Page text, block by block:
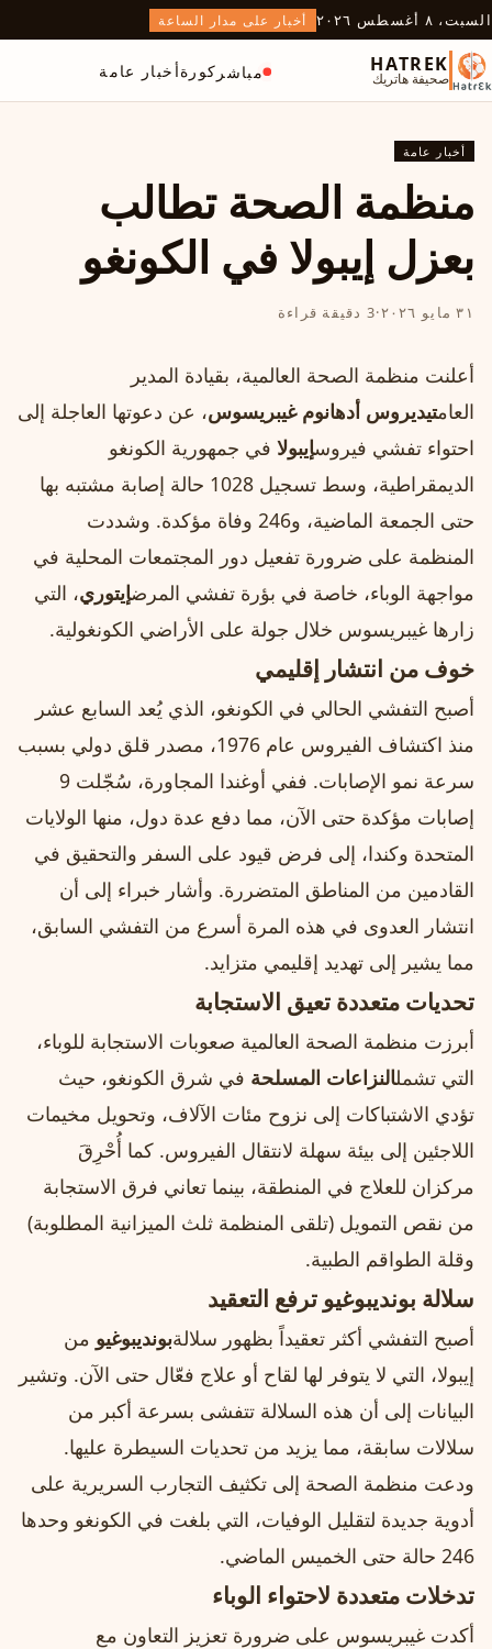
السبت، ٨ أغسطس ٢٠٢٦ أخبار على مدار الساعة
HATREK
صحيفة هاتريك مباشر كورةأخبار عامة
أخبار عامة
منظمة الصحة تطالب
بعزل إيبولا في الكونغو
٣١ مايو ٢٠٢٦ ·3 دقيقة قراءة
أعلنت منظمة الصحة العالمية، بقيادة المدير
العامتيديروس أدهانوم غيبريسوس، عن دعوتها العاجلة إلى
احتواء تفشي فيروسإيبولا في جمهورية الكونغو
الديمقراطية، وسط تسجيل 1028 حالة إصابة مشتبه بها
حتى الجمعة الماضية، و246 وفاة مؤكدة. وشددت
المنظمة على ضرورة تفعيل دور المجتمعات المحلية في
مواجهة الوباء، خاصة في بؤرة تفشي المرضإيتوري، التي
زارها غيبريسوس خلال جولة على الأراضي الكونغولية.
خوف من انتشار إقليمي
أصبح التفشي الحالي في الكونغو، الذي يُعد السابع عشر
منذ اكتشاف الفيروس عام 1976، مصدر قلق دولي بسبب
سرعة نمو الإصابات. ففي أوغندا المجاورة، سُجّلت 9
إصابات مؤكدة حتى الآن، مما دفع عدة دول، منها الولايات
المتحدة وكندا، إلى فرض قيود على السفر والتحقيق في
القادمين من المناطق المتضررة. وأشار خبراء إلى أن
انتشار العدوى في هذه المرة أسرع من التفشي السابق،
مما يشير إلى تهديد إقليمي متزايد.
تحديات متعددة تعيق الاستجابة
أبرزت منظمة الصحة العالمية صعوبات الاستجابة للوباء،
التي تشملالنزاعات المسلحة في شرق الكونغو، حيث
تؤدي الاشتباكات إلى نزوح مئات الآلاف، وتحويل مخيمات
اللاجئين إلى بيئة سهلة لانتقال الفيروس. كما أُحْرِقَ
مركزان للعلاج في المنطقة، بينما تعاني فرق الاستجابة
من نقص التمويل (تلقى المنظمة ثلث الميزانية المطلوبة)
وقلة الطواقم الطبية.
سلالة بونديبوغيو ترفع التعقيد
أصبح التفشي أكثر تعقيداً بظهور سلالةبونديبوغيو من
إيبولا، التي لا يتوفر لها لقاح أو علاج فعّال حتى الآن. وتشير
البيانات إلى أن هذه السلالة تتفشى بسرعة أكبر من
سلالات سابقة، مما يزيد من تحديات السيطرة عليها.
ودعت منظمة الصحة إلى تكثيف التجارب السريرية على
أدوية جديدة لتقليل الوفيات، التي بلغت في الكونغو وحدها
246 حالة حتى الخميس الماضي.
تدخلات متعددة لاحتواء الوباء
أكدت غيبريسوس على ضرورة تعزيز التعاون مع